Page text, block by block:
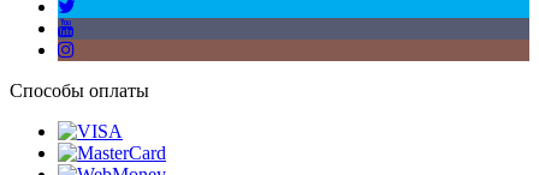
Способы оплаты